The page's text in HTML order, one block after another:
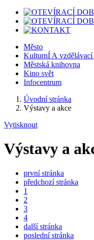
Město
KulturnÍ A vzdělávací
Městská knihovna
Kino svět
Infocentrum
Úvodní stránka
Výstavy a akce
Vytisknout
Výstavy a
první stránka
předchozí stránka
1
2
3
4
další stránka
poslední stránka